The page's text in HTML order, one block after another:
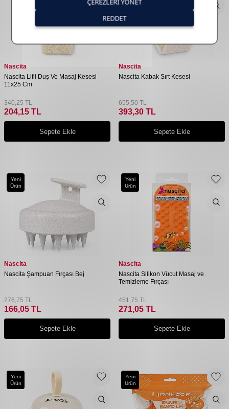
Nascita
Nascita Lifli Duş Ve Masaj Kesesi
11x25 Cm
340,25 TL
204,15 TL
Sepete Ekle
Nascita
Nascita Kabak Sırt Kesesi
655,50 TL
393,30 TL
Sepete Ekle
Yeni
Ürün
Nascita
Nascita Şampuan Fırçası Bej
276,75 TL
166,05 TL
Sepete Ekle
Yeni
Ürün
Nascita
Nascita Silikon Vücut Masaj ve
Temizleme Fırçası
451,75 TL
271,05 TL
Sepete Ekle
Yeni
Ürün
Yeni
Ürün